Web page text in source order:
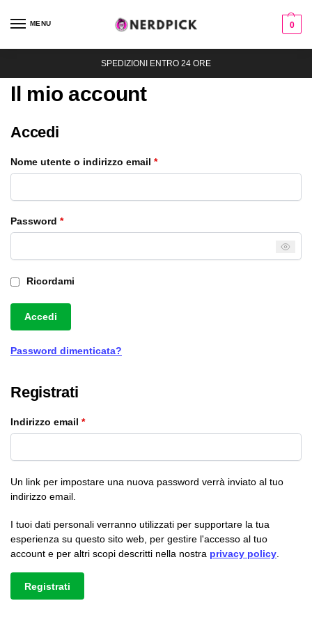
MENU 0
SPEDIZIONI ENTRO 24 ORE
Il mio account
Accedi
Nome utente o indirizzo email *
Password *
Ricordami
Accedi
Password dimenticata?
Registrati
Indirizzo email *
Un link per impostare una nuova password verrà inviato al tuo
indirizzo email.
I tuoi dati personali verranno utilizzati per supportare la tua
esperienza su questo sito web, per gestire l'accesso al tuo
account e per altri scopi descritti nella nostra privacy policy
Registrati